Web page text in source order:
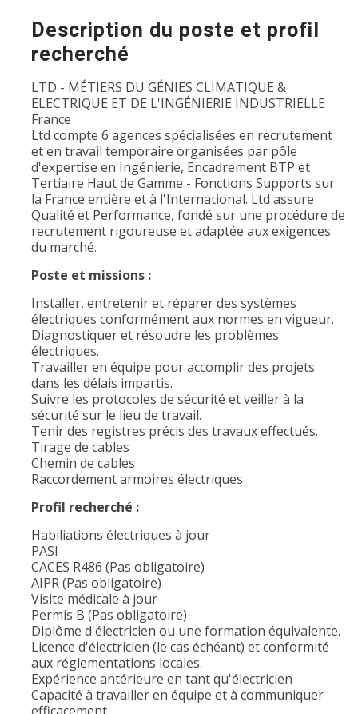
Description du poste et profil
recherché
LTD - MÉTIERS DU GÉNIES CLIMATIQUE &
ELECTRIQUE ET DE L'INGÉNIERIE INDUSTRIELLE
France
Ltd compte 6 agences spécialisées en recrutement
et en travail temporaire organisées par pôle
d'expertise en Ingénierie, Encadrement BTP et
Tertiaire Haut de Gamme - Fonctions Supports sur
la France entière et à l'International. Ltd assure
Qualité et Performance, fondé sur une procédure de
recrutement rigoureuse et adaptée aux exigences
du marché.
Poste et missions :
Installer, entretenir et réparer des systèmes
électriques conformément aux normes en vigueur.
Diagnostiquer et résoudre les problèmes
électriques.
Travailler en équipe pour accomplir des projets
dans les délais impartis.
Suivre les protocoles de sécurité et veiller à la
sécurité sur le lieu de travail.
Tenir des registres précis des travaux effectués.
Tirage de cables
Chemin de cables
Raccordement armoires électriques
Profil recherché :
Habiliations électriques à jour
PASI
CACES R486 (Pas obligatoire)
AIPR (Pas obligatoire)
Visite médicale à jour
Permis B (Pas obligatoire)
Diplôme d'électricien ou une formation équivalente.
Licence d'électricien (le cas échéant) et conformité
aux réglementations locales.
Expérience antérieure en tant qu'électricien
Capacité à travailler en équipe et à communiquer